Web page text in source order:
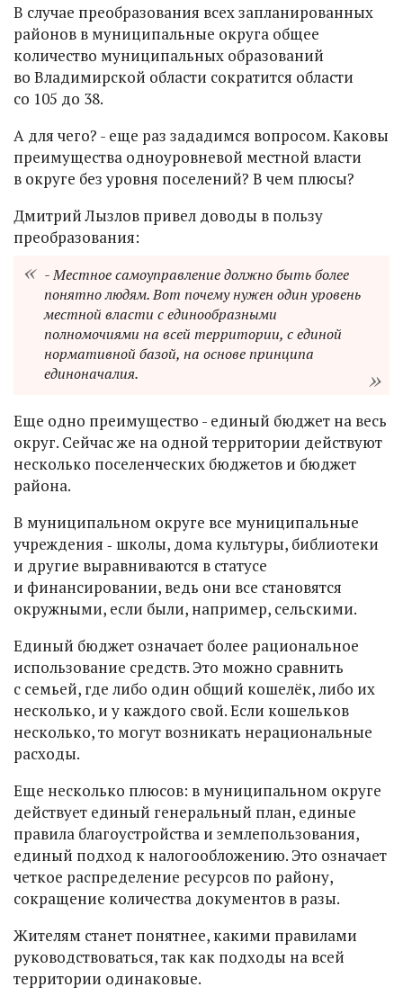
В случае преобразования всех запланированных
районов в муниципальные округа общее
количество муниципальных образований
во Владимирской области сократится области
со 105 до 38.
А для чего? - еще раз зададимся вопросом. Каковы
преимущества одноуровневой местной власти
в округе без уровня поселений? В чем плюсы?
Дмитрий Лызлов привел доводы в пользу
преобразования:
- Местное самоуправление должно быть более
понятно людям. Вот почему нужен один уровень
местной власти с единообразными
полномочиями на всей территории, с единой
нормативной базой, на основе принципа
единоначалия.
Еще одно преимущество - единый бюджет на весь
округ. Сейчас же на одной территории действуют
несколько поселенческих бюджетов и бюджет
района.
В муниципальном округе все муниципальные
учреждения ‑ школы, дома культуры, библиотеки
и другие выравниваются в статусе
и финансировании, ведь они все становятся
окружными, если были, например, сельскими.
Единый бюджет означает более рациональное
использование средств. Это можно сравнить
с семьей, где либо один общий кошелёк, либо их
несколько, и у каждого свой. Если кошельков
несколько, то могут возникать нерациональные
расходы.
Еще несколько плюсов: в муниципальном округе
действует единый генеральный план, единые
правила благоустройства и землепользования,
единый подход к налогообложению. Это означает
четкое распределение ресурсов по району,
сокращение количества документов в разы.
Жителям станет понятнее, какими правилами
руководствоваться, так как подходы на всей
территории одинаковые.